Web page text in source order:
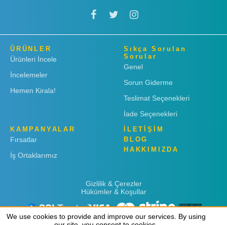
ÜRÜNLER
Ürünleri İncele
İncelemeler
Hemen Kirala!
Sıkça Sorulan
Sorular
Genel
Sorun Giderme
Teslimat Seçenekleri
İade Seçenekleri
KAMPANYALAR
Fırsatlar
İş Ortaklarımız
İLETİŞİM
BLOG
HAKKIMIZDA
Gizlilik & Çerezler
Hükümler & Koşullar
We use cookies to provide and improve our services. By using
We use cookies to provide and improve our services. By using